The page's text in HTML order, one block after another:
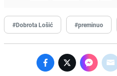
#Dobrota Lošić #preminuo